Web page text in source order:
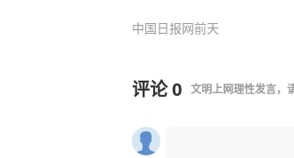
中国日报网前天
评论0 文明上网理性发言，